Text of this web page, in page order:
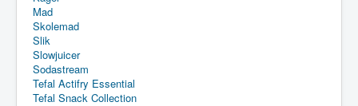
Mad
Skolemad
Slik
Slowjuicer
Sodastream
Tefal Actifry Essential
Tefal Snack Collection